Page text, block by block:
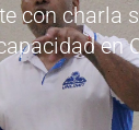
con charla
en